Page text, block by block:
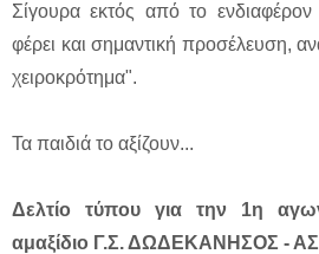
Σίγουρα εκτός από το
φέρει και σημαντική προσέλευση,
χειροκρότημα".
Τα παιδιά το αξίζουν...
Δελτίο τύπου για την 1η
αμαξίδιο Γ.Σ. ΔΩΔΕΚΑΝΗΣΟΣ -